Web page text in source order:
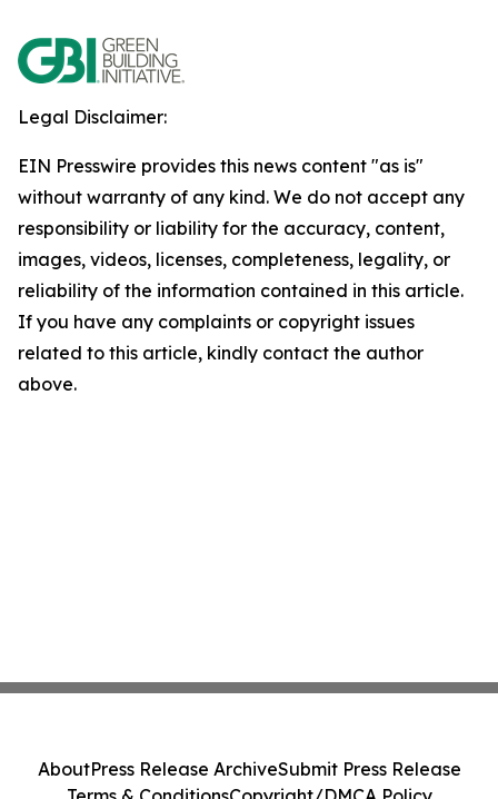
Legal Disclaimer:
EIN Presswire provides this news content "as is"
without warranty of any kind. We do not accept any
responsibility or liability for the accuracy, content,
images, videos, licenses, completeness, legality, or
reliability of the information contained in this article.
If you have any complaints or copyright issues
related to this article, kindly contact the author
above.
AboutPress Release ArchiveSubmit Press Release